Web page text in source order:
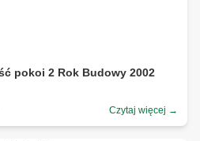
pokoi 2 Rok Budowy 2002
Czytaj więcej →